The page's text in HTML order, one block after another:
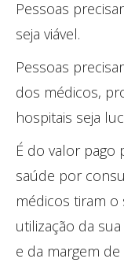
Pessoas
seja viável.
Pessoas
dos médicos,
hospitais seja
É do valor pago
saúde por
médicos tiram
utilização da
e da margem